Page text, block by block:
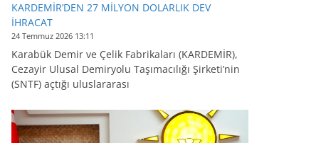
KARDEMİR’DEN 27 MİLYON DOLARLIK DEV
İHRACAT
24 Temmuz 2026 13:11
Karabük Demir ve Çelik Fabrikaları (KARDEMİR),
Cezayir Ulusal Demiryolu Taşımacılığı Şirketi’nin
(SNTF) açtığı uluslararası